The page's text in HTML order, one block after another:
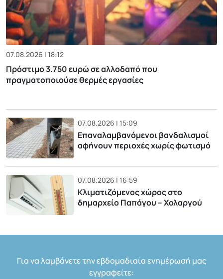
07.08.2026 | 18:12
Πρόστιμο 3.750 ευρώ σε αλλοδαπό που
πραγματοποιούσε θερμές εργασίες
07.08.2026 | 15:09
Επαναλαμβανόμενοι βανδαλισμοί
αφήνουν περιοχές χωρίς φωτισμό
07.08.2026 | 16:59
Κλιματιζόμενος χώρος στο
δημαρχείο Παπάγου – Χολαργού
Για να λαμβάνετε την εβδομαδιαία ενημέρωσή μας
εγγραφείτε: